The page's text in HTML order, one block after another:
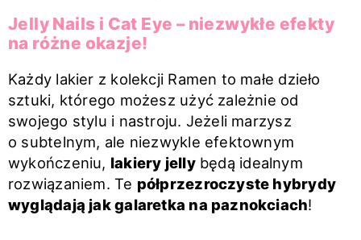
Jelly Nails i Cat Eye – niezwykłe efekty
na różne okazje!
Każdy lakier z kolekcji Ramen to małe dzieło
sztuki, którego możesz użyć zależnie od
swojego stylu i nastroju. Jeżeli marzysz
o subtelnym, ale niezwykle efektownym
wykończeniu, lakiery jellybędą idealnym
rozwiązaniem. Te półprzezroczyste hybrydy
wyglądają jak galaretka na paznokciach!